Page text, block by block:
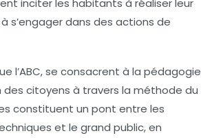
inciter les habitants à réaliser leur
s’engager dans des actions de
l’ABC, se consacrent à la pédagogie
citoyens à travers la méthode du
constituent un pont entre les
et le grand public, en